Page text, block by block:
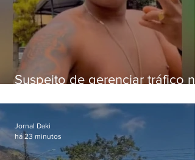
Suspeito de gerenciar tráfico na
foragido
Jornal Daki
há 23 minutos